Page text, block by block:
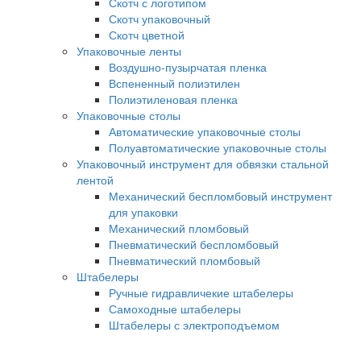
Скотч упаковочный
Скотч цветной
Упаковочные ленты
Воздушно-пузырчатая пленка
Вспененный полиэтилен
Полиэтиленовая пленка
Упаковочные столы
Автоматические упаковочные столы
Полуавтоматические упаковочные столы
Упаковочный инструмент для обвязки стальной
лентой
Механический беспломбовый инструмент
для упаковки
Механический пломбовый
Пневматический беспломбовый
Пневматический пломбовый
Штабелеры
Ручные гидравличекие штабелеры
Самоходные штабелеры
Штабелеры с электроподъемом